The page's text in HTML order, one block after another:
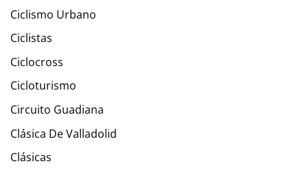
Ciclismo Urbano
Ciclistas
Ciclocross
Cicloturismo
Circuito Guadiana
Clásica De Valladolid
Clásicas